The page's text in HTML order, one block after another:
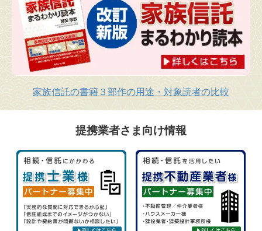
家族信託の書籍３部作の用途・対象読者の比較
提携業者さま向け情報